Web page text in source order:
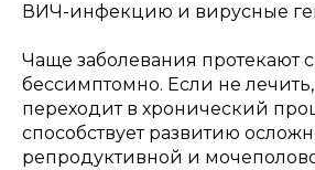
ВИЧ-инфекцию и вирусные
Чаще заболевания протекают
бессимптомно. Если не
переходит в хронический
способствует развитию
репродуктивной и